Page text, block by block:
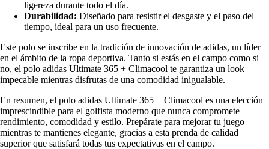
ligereza durante todo el día.
Durabilidad: Diseñado para resistir el desgaste y el paso del
tiempo, ideal para un uso frecuente.
Este polo se inscribe en la tradición de innovación de adidas, un líder
en el ámbito de la ropa deportiva. Tanto si estás en el campo como si
no, el polo adidas Ultimate 365 + Climacool te garantiza un look
impecable mientras disfrutas de una comodidad inigualable.
En resumen, el polo adidas Ultimate 365 + Climacool es una elección
imprescindible para el golfista moderno que nunca compromete
rendimiento, comodidad y estilo. Prepárate para mejorar tu juego
mientras te mantienes elegante, gracias a esta prenda de calidad
superior que satisfará todas tus expectativas en el campo.